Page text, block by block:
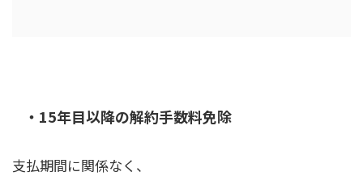
・15年目以降の解約手数料免除
支払期間に関係なく、